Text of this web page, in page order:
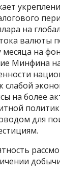
на
валюты
месяца на
Минфина
слабой
на более
для